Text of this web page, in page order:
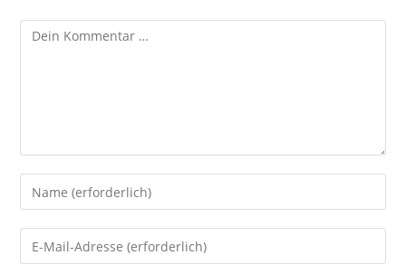
Kommentar
Gib
deinen
Namen
oder
Gib
deine